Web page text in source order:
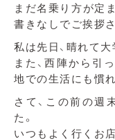
まだ名乗り方が定
書きなしでご挨拶
私は先日、晴れて
また、西陣から引
地での生活にも慣
さて、この前の週
た。
いつもよく行くお